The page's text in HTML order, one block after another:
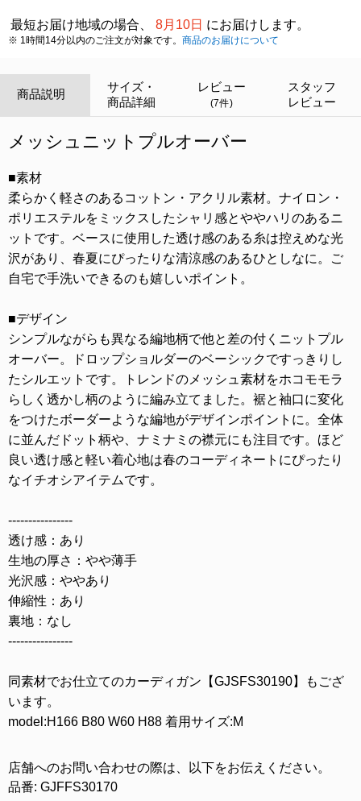
最短お届け地域の場合、 8月10日 にお届けします。
※ 1時間14分以内のご注文が対象です。 商品のお届けについて
商品説明
サイズ・
商品詳細
レビュー
(7件)
スタッフ
レビュー
メッシュニットプルオーバー
■素材
柔らかく軽さのあるコットン・アクリル素材。ナイロン・
ポリエステルをミックスしたシャリ感とややハリのあるニ
ットです。ベースに使用した透け感のある糸は控えめな光
沢があり、春夏にぴったりな清涼感のあるひとしなに。ご
自宅で手洗いできるのも嬉しいポイント。
■デザイン
シンプルながらも異なる編地柄で他と差の付くニットプル
オーバー。ドロップショルダーのベーシックですっきりし
たシルエットです。トレンドのメッシュ素材をホコモモラ
らしく透かし柄のように編み立てました。裾と袖口に変化
をつけたボーダーような編地がデザインポイントに。全体
に並んだドット柄や、ナミナミの襟元にも注目です。ほど
良い透け感と軽い着心地は春のコーディネートにぴったり
なイチオシアイテムです。
----------------
透け感：あり
生地の厚さ：やや薄手
光沢感：ややあり
伸縮性：あり
裏地：なし
----------------
同素材でお仕立てのカーディガン【GJSFS30190】もござ
います。
model:H166 B80 W60 H88 着用サイズ:M
店舗へのお問い合わせの際は、以下をお伝えください。
品番: GJFFS30170